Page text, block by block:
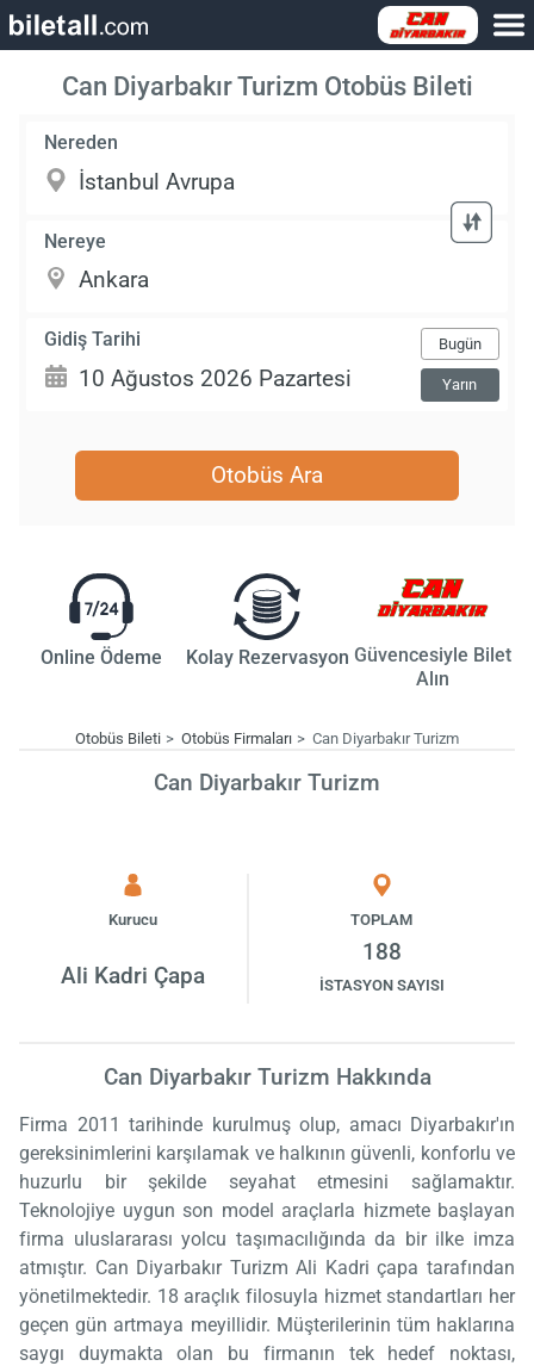
Can Diyarbakır Turizm Otobüs Bileti
Nereden
Nereye
Gidiş Tarihi Bugün
Yarın
Otobüs Ara
Online Ödeme Kolay Rezervasyon Güvencesiyle Bilet
Alın
Otobüs Bileti Otobüs Firmaları Can Diyarbakır Turizm
Can Diyarbakır Turizm
Kurucu
Ali Kadri Çapa
TOPLAM
188
İSTASYON SAYISI
Can Diyarbakır Turizm Hakkında
Firma 2011 tarihinde kurulmuş olup, amacı Diyarbakır'ın
gereksinimlerini karşılamak ve halkının güvenli, konforlu ve
huzurlu bir şekilde seyahat etmesini sağlamaktır.
Teknolojiye uygun son model araçlarla hizmete başlayan
firma uluslararası yolcu taşımacılığında da bir ilke imza
atmıştır. Can Diyarbakır Turizm Ali Kadri çapa tarafından
yönetilmektedir. 18 araçlık filosuyla hizmet standartları her
geçen gün artmaya meyillidir. Müşterilerinin tüm haklarına
saygı duymakta olan bu firmanın tek hedef noktası,